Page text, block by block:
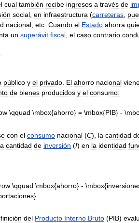
cual también recibe ingresos a través de
social en infraestructura (carreteras
nacional etc Cuando el Estado ahorra
un superávit fiscal el caso contrario
público y el privado El ahorro nacional
de bienes producidos y el consumo:
con el consumo nacional (C), la cantidad
cantidad de inversión (I) en la identidad
del Producto Interno Bruto (PIB)